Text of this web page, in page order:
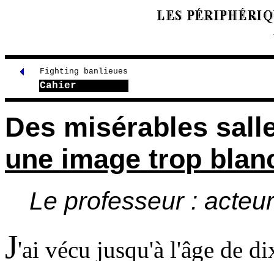
Fighting banlieues
Cahier
Des misérables
une image trop
Le professeur :
J'ai vécu jusqu'à l'âge de